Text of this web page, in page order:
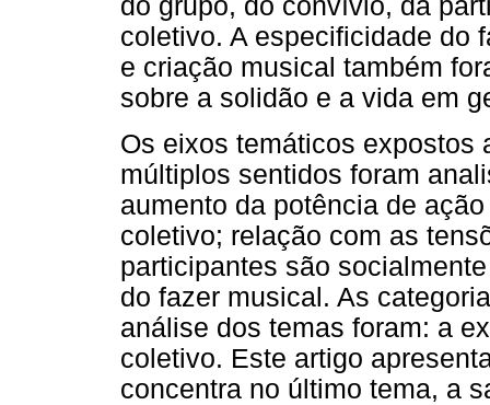
do grupo, do convívio, da
coletivo. A especificidade do
e criação musical também
sobre a solidão e a vida em
Os eixos temáticos expostos
múltiplos sentidos foram
aumento da potência de
coletivo; relação com as
participantes são
do fazer musical. As
análise dos temas foram: a
coletivo. Este artigo
concentra no último tema, a